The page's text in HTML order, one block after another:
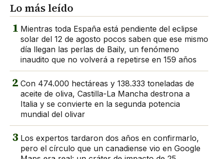
Lo más leído
1 Mientras toda España está pendiente del eclipse
solar del 12 de agosto pocos saben que ese mismo
día llegan las perlas de Baily, un fenómeno
inaudito que no volverá a repetirse en 159 años
2 Con 474.000 hectáreas y 138.333 toneladas de
aceite de oliva, Castilla-La Mancha destrona a
Italia y se convierte en la segunda potencia
mundial del olivar
3 Los expertos tardaron dos años en confirmarlo,
pero el círculo que un canadiense vio en Google